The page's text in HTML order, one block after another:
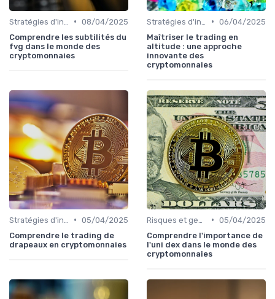
• 08/04/2025
Comprendre les subtilités du
fvg dans le monde des
cryptomonnaies
• 06/04/2025
Maîtriser le trading en
altitude : une approche
innovante des
cryptomonnaies
• 05/04/2025
Comprendre le trading de
drapeaux en cryptomonnaies
• 05/04/2025
Comprendre l'importance de
l'uni dex dans le monde des
cryptomonnaies